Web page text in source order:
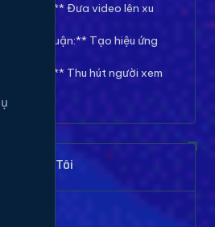
xem:** Đưa video lên xu
Bình luận:** Tạo hiệu ứng
Thu hút người xem
Chúng Tôi